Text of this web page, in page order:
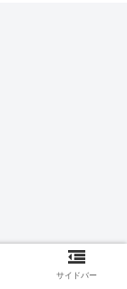
サイドバー